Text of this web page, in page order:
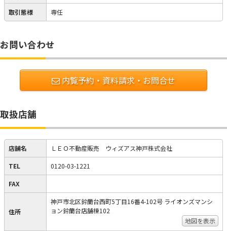
取引態様 専任
お問い合わせ
内覧予約・資料請求・お問合せ
取扱店舗
店舗名 ＬＥＯ不動産販売 ウィズアス神戸株式会社
TEL 0120-03-1221
FAX
住所
神戸市北区鈴蘭台西町5丁目16番4-102号 ライオンズマンシ
ョン鈴蘭台店舗棟102
地図を表示